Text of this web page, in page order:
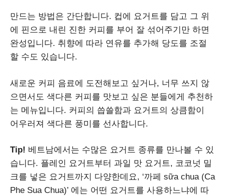
만드는 방법은 간단합니다. 컵에 요거트를 담고 그 위
에 핀으로 내린 진한 커피를 부어 잘 섞어주기만 하면
완성입니다. 취향에 따라 연유를 추가해 당도를 조절
할 수도 있습니다.
새로운 커피 음료에 도전해보고 싶거나, 너무 쓰지 않
으면서도 색다른 커피를 맛보고 싶은 분들에게 추천하
는 메뉴입니다. 커피의 씁쓸함과 요거트의 상큼함이
어우러져 색다른 풍미를 선사합니다.
Tip! 베트남에서는 수많은 요거트 종류를 만나볼 수 있
습니다. 플레인 요거트부터 과일 맛 요거트, 코코넛 밀
크를 넣은 요거트까지 다양한데요, ‘까페 sữa chua (Ca
Phe Sua Chua)’ 에는 어떤 요거트를 사용하느냐에 따